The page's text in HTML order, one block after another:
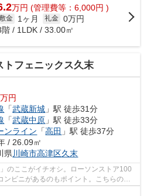
万円 (管理費等：6,000円 )
金 1ヶ月 礼金 0万円
階 / 1LDK / 33.00㎡
トフェニックス久末
万円
「武蔵新城 」駅 徒歩31分
「武蔵中原 」駅 徒歩33分
ンライン 「高田 」駅 徒歩37分
/ 26.09㎡
県 川崎市高津区久末
のここがイチオシ。ローソンストア100
ンビニがあるのもポイント。こちらの物
す。...